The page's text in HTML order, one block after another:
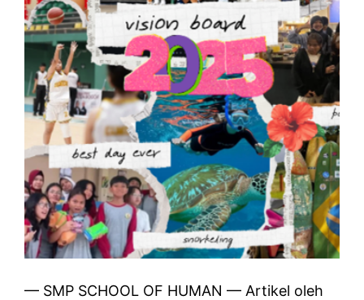
— SMP SCHOOL OF HUMAN — Artikel oleh